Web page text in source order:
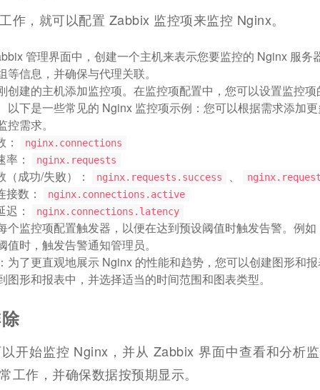
作，就可以配置 Zabbix 监控项来监控 Nginx。
管理界面中，创建一个主机来表示您要监控的 Nginx 服务
等信息，并确保与代理关联。
创建的主机添加监控项。在监控项配置中，您可以设置监控
以下是一些常见的 Nginx 监控项示例：您可以根据需求添加
需求。
nginx.connections
： nginx.requests
成功/失败）： nginx.requests.success 、
数： nginx.connections.active
： nginx.connections.latency
个监控项配置触发器，以便在达到预设阈值时触发告警。例
值时，触发告警通知管理员。
为了更直观地展示 Nginx 的性能和趋势，您可以创建图形和
图形和报表中，并选择适当的时间范围和图表类型。
开始监控 Nginx，并从 Zabbix 界面中查看和分析
工作，并确保数据按预期显示。